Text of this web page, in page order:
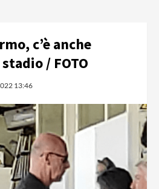
c’è anche
/ FOTO
13:46